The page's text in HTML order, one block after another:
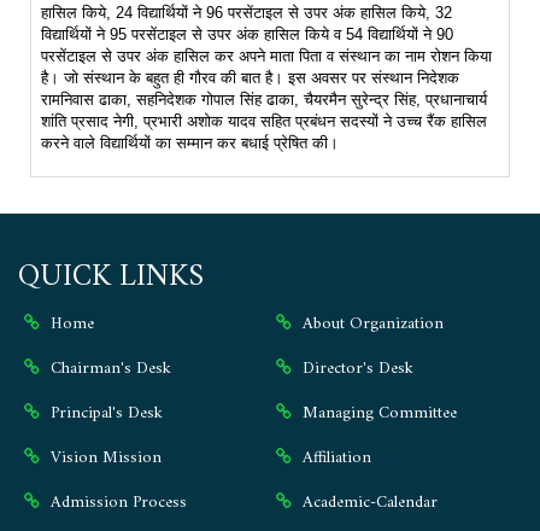
हासिल किये, 24 विद्यार्थियों ने 96 परसेंटाइल से उपर अंक हासिल किये, 32
विद्यार्थियों ने 95 परसेंटाइल से उपर अंक हासिल किये व 54 विद्यार्थियों ने 90
परसेंटाइल से उपर अंक हासिल कर अपने माता पिता व संस्थान का नाम रोशन किया
है। जो संस्थान के बहुत ही गौरव की बात है। इस अवसर पर संस्थान निदेशक
रामनिवास ढाका, सहनिदेशक गोपाल सिंह ढाका, चैयरमैन सुरेन्द्र सिंह, प्रधानाचार्य
शांति प्रसाद नेगी, प्रभारी अशोक यादव सहित प्रबंधन सदस्यों ने उच्च रैंक हासिल
करने वाले विद्यार्थियों का सम्मान कर बधाई प्रेषित की।
QUICK LINKS
Home
About Organization
Chairman's Desk
Director's Desk
Principal's Desk
Managing Committee
Vision Mission
Affiliation
Admission Process
Academic-Calendar